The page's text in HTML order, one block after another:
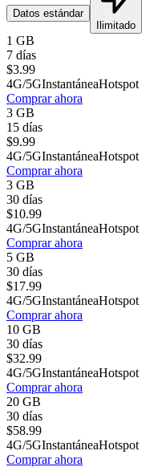
Datos estándar
Ilimitado
1 GB
7 días
$3.99
4G/5GInstantáneaHotspot
Comprar ahora
3 GB
15 días
$9.99
4G/5GInstantáneaHotspot
Comprar ahora
3 GB
30 días
$10.99
4G/5GInstantáneaHotspot
Comprar ahora
5 GB
30 días
$17.99
4G/5GInstantáneaHotspot
Comprar ahora
10 GB
30 días
$32.99
4G/5GInstantáneaHotspot
Comprar ahora
20 GB
30 días
$58.99
4G/5GInstantáneaHotspot
Comprar ahora